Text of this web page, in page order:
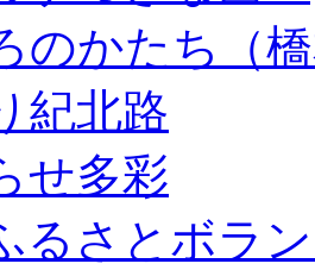
のかたち（
紀北路
せ多彩
るさとボラ